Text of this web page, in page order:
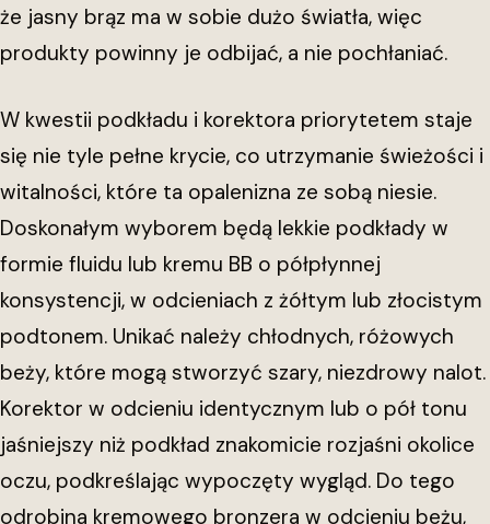
że jasny brąz ma w sobie dużo światła, więc
produkty powinny je odbijać, a nie pochłaniać.
W kwestii podkładu i korektora priorytetem staje
się nie tyle pełne krycie, co utrzymanie świeżości i
witalności, które ta opalenizna ze sobą niesie.
Doskonałym wyborem będą lekkie podkłady w
formie fluidu lub kremu BB o półpłynnej
konsystencji, w odcieniach z żółtym lub złocistym
podtonem. Unikać należy chłodnych, różowych
beży, które mogą stworzyć szary, niezdrowy nalot.
Korektor w odcieniu identycznym lub o pół tonu
jaśniejszy niż podkład znakomicie rozjaśni okolice
oczu, podkreślając wypoczęty wygląd. Do tego
odrobina kremowego bronzera w odcieniu beżu,